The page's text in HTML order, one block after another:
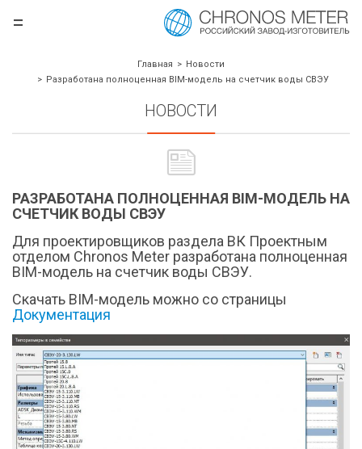
=
Главная
Новости
Разработана полноценная BIM-модель на счетчик воды СВЭУ
НОВОСТИ
РАЗРАБОТАНА ПОЛНОЦЕННАЯ BIM-МОДЕЛЬ НА
СЧЕТЧИК ВОДЫ СВЭУ
Для проектировщиков раздела ВК Проектным
отделом Chronos Meter разработана полноценная
BIM-модель на счетчик воды СВЭУ.
Скачать BIM-модель можно со страницы
Документация